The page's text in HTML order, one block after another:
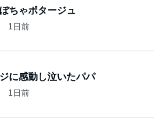
ちゃポタージュ
1日前
に感動し泣いたパパ
1日前